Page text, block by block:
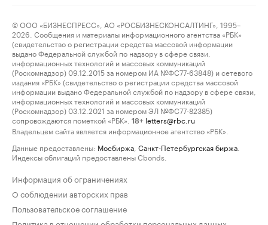
© ООО «БИЗНЕСПРЕСС», АО «РОСБИЗНЕСКОНСАЛТИНГ», 1995–
2026. Сообщения и материалы информационного агентства «РБК»
(свидетельство о регистрации средства массовой информации
выдано Федеральной службой по надзору в сфере связи,
информационных технологий и массовых коммуникаций
(Роскомнадзор) 09.12.2015 за номером ИА №ФС77-63848) и сетевого
издания «РБК» (свидетельство о регистрации средства массовой
информации выдано Федеральной службой по надзору в сфере связи,
информационных технологий и массовых коммуникаций
(Роскомнадзор) 03.12.2021 за номером ЭЛ №ФС77-82385)
сопровождаются пометкой «РБК».
18+ letters@rbc.ru
Владельцем сайта является информационное агентство «РБК».
Данные предоставлены: Мосбиржа Санкт-Петербургская биржа
Индексы облигаций предоставлены Cbonds.
Информация об ограничениях
О соблюдении авторских прав
Пользовательское соглашение